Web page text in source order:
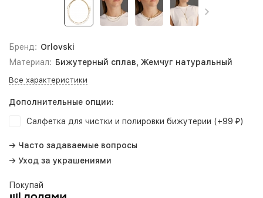
Бренд: Orlovski
Материал: Бижутерный сплав, Жемчуг натуральный
Все характеристики
Дополнительные опции:
Салфетка для чистки и полировки бижутерии (+99 ₽)
→ Часто задаваемые вопросы
→ Уход за украшениями
Покупай